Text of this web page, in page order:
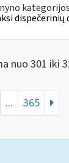
dispečerinių
nuo 301 iki
... 365